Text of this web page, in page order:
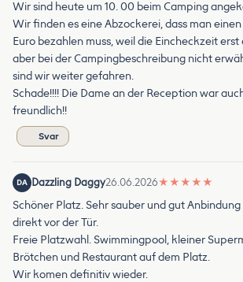
Wir sind heute um 10. 00 beim Camping
Wir finden es eine Abzockerei, dass man einen
Euro bezahlen muss, weil die Eincheckzeit erst
aber bei der Campingbeschreibung nicht
sind wir weiter gefahren.
Schade!!!! Die Dame an der Reception war
freundlich!!
Svar
DA Dazzling Daggy26.06.2026★ ★ ★ ★ ★
Schöner Platz. Sehr sauber und gut
direkt vor der Tür.
Freie Platzwahl. Swimmingpool, kleiner
Brötchen und Restaurant auf dem Platz.
Wir komen definitiv wieder.